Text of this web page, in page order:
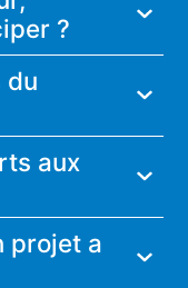
?
du
aux
projet a